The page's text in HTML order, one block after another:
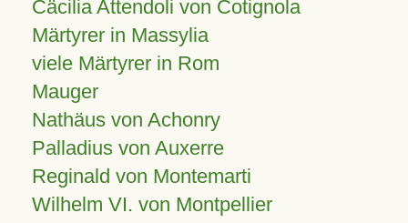
Cäcilia Attendoli von Cotignola
Märtyrer in Massylia
viele Märtyrer in Rom
Mauger
Nathäus von Achonry
Palladius von Auxerre
Reginald von Montemarti
Wilhelm VI. von Montpellier